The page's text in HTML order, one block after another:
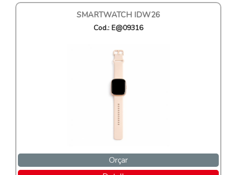
SMARTWATCH IDW26
Cod.: E@09316
Orçar